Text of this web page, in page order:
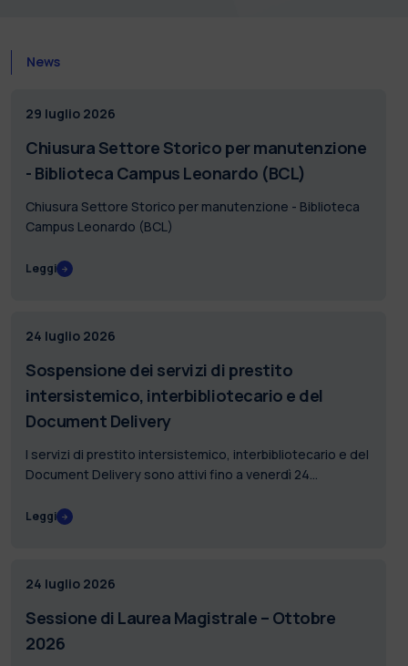
News
29 luglio 2026
Chiusura Settore Storico per manutenzione
- Biblioteca Campus Leonardo (BCL)
Chiusura Settore Storico per manutenzione - Biblioteca
Campus Leonardo (BCL)
Leggi
24 luglio 2026
Sospensione dei servizi di prestito
intersistemico, interbibliotecario e del
Document Delivery
I servizi di prestito intersistemico, interbibliotecario e del
Document Delivery sono attivi fino a venerdì 24
materiali richiesti precedentemente.…
Leggi
24 luglio 2026
Sessione di Laurea Magistrale – Ottobre
2026